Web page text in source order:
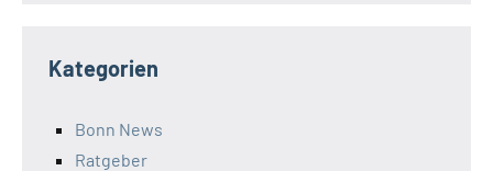
Kategorien
Bonn News
Ratgeber